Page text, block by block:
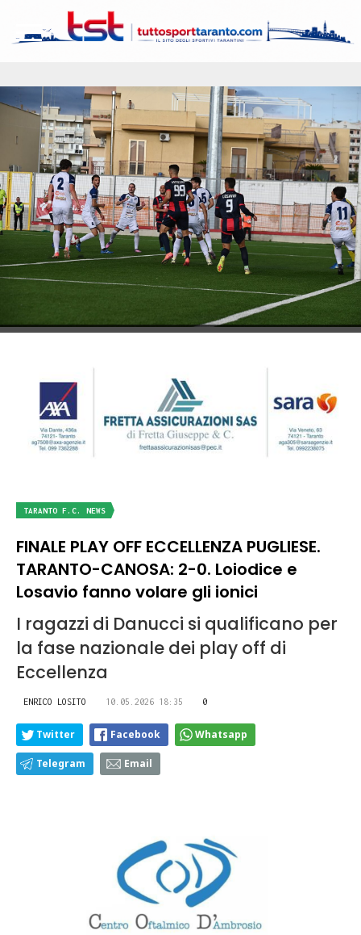
TARANTO F.C. NEWS
FINALE PLAY OFF ECCELLENZA PUGLIESE.
TARANTO-CANOSA: 2-0. Loiodice e
Losavio fanno volare gli ionici
I ragazzi di Danucci si qualificano per
la fase nazionale dei play off di
Eccellenza
ENRICO LOSITO 10.05.2026 18:35 0
Twitter Facebook Whatsapp
Telegram Email